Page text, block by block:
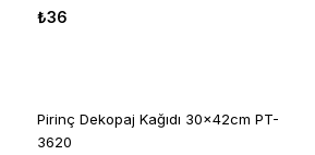
₺36
Pirinç Dekopaj Kağıdı 30x42cm PT-
3620